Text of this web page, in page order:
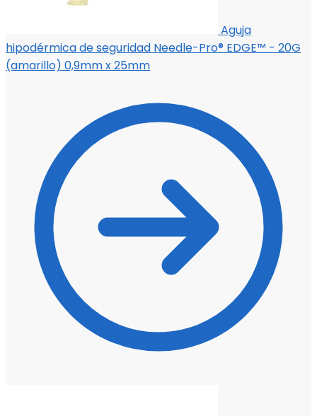
Aguja
hipodérmica de seguridad Needle-Pro® EDGE™ - 20G
(amarillo) 0,9mm x 25mm